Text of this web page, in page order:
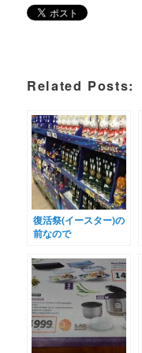
Related Posts:
復活祭(イースター)の
前なので